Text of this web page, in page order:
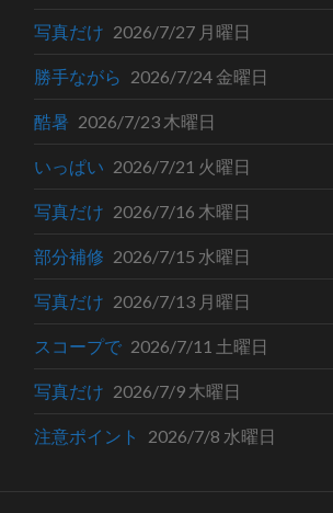
写真だけ 2026/7/27 月曜日
勝手ながら 2026/7/24 金曜日
酷暑 2026/7/23 木曜日
いっぱい 2026/7/21 火曜日
写真だけ 2026/7/16 木曜日
部分補修 2026/7/15 水曜日
写真だけ 2026/7/13 月曜日
スコープで 2026/7/11 土曜日
写真だけ 2026/7/9 木曜日
注意ポイント 2026/7/8 水曜日